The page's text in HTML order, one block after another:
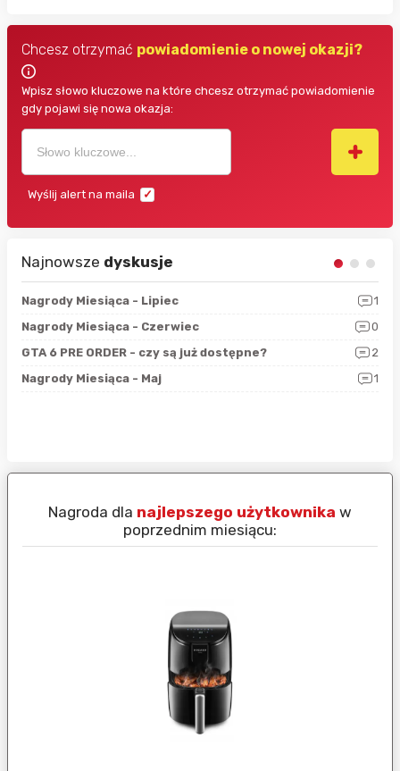
Chcesz otrzymać powiadomienie o nowej okazji?
Wpisz słowo kluczowe na które chcesz otrzymać powiadomienie
gdy pojawi się nowa okazja:
Wyślij alert na maila
Najnowsze dyskusje
Nagrody Miesiąca - Lipiec
1
Nagrody Miesiąca - Czerwiec
0
GTA 6 PRE ORDER - czy są już dostępne?
2
Nagrody Miesiąca - Maj
1
Nagroda dla najlepszego użytkownika w
poprzednim miesiącu: